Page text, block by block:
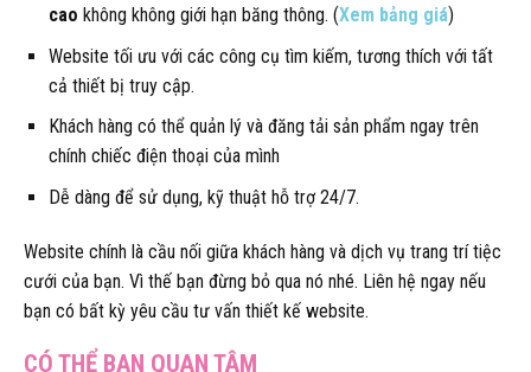
cao không không giới hạn băng thông. (Xem bảng giá)
Website tối ưu với các công cụ tìm kiếm, tương thích với tất
cả thiết bị truy cập.
Khách hàng có thể quản lý và đăng tải sản phẩm ngay trên
chính chiếc điện thoại của mình
Dễ dàng để sử dụng, kỹ thuật hỗ trợ 24/7.
Website chính là cầu nối giữa khách hàng và dịch vụ trang trí tiệc
cưới của bạn. Vì thế bạn đừng bỏ qua nó nhé. Liên hệ ngay nếu
bạn có bất kỳ yêu cầu tư vấn thiết kế website.